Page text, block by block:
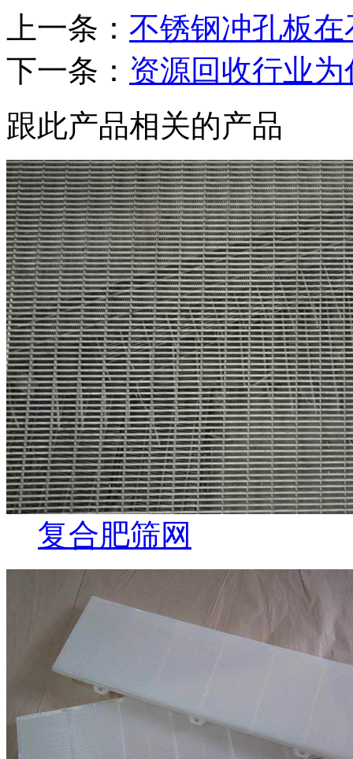
上一条： 不锈钢冲孔板
下一条： 资源回收行业
跟此产品相关的产品
复合肥筛网